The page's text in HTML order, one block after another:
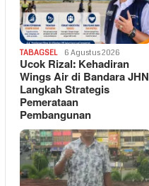
TABAGSEL 6 Agustus 2026
Ucok Rizal: Kehadiran
Wings Air di Bandara JHN
Langkah Strategis
Pemerataan
Pembangunan